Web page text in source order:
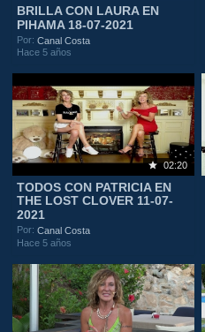
BRILLA CON LAURA EN
PIHAMA 18-07-2021
Por:Canal Costa
Hace 5 años
02:20
TODOS CON PATRICIA EN
THE LOST CLOVER 11-07-
2021
Por:Canal Costa
Hace 5 años